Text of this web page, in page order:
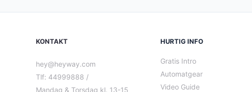
KONTAKT
hey@heyway.com
Tlf: 44999888 /
Mandag & Torsdag kl. 13-15
HURTIG INFO
Gratis Intro
Automatgear
Video Guide